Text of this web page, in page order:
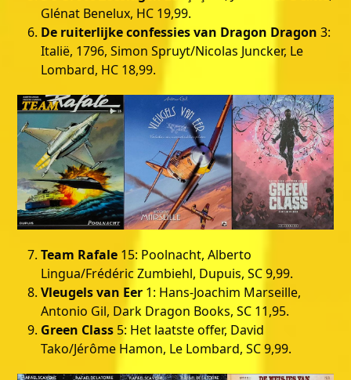
Glénat Benelux, HC 19,99.
De ruiterlijke confessies van Dragon Dragon 3:
Italië, 1796, Simon Spruyt/Nicolas Juncker, Le
Lombard, HC 18,99.
Team Rafale 15: Poolnacht, Alberto
Lingua/Frédéric Zumbiehl, Dupuis, SC 9,99.
Vleugels van Eer 1: Hans-Joachim Marseille,
Antonio Gil, Dark Dragon Books, SC 11,95.
Green Class 5: Het laatste offer, David
Tako/Jérôme Hamon, Le Lombard, SC 9,99.